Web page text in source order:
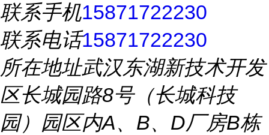
联系手机15871722230
联系电话15871722230
所在地址武汉东湖新技术开发
区长城园路8号（长城科技
园）园区内A、B、D厂房B栋